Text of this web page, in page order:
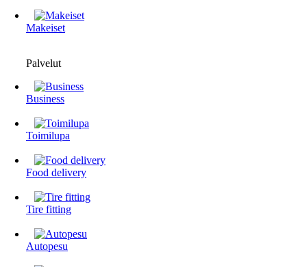
Makeiset
Palvelut
Business
Toimilupa
Food delivery
Tire fitting
Autopesu